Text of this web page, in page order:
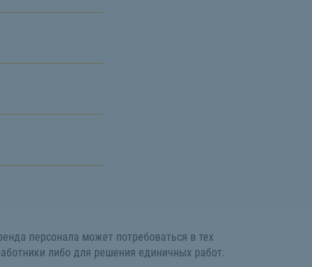
персонала может потребоваться в тех
либо для решения единичных работ.